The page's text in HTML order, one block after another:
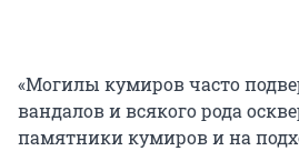
«Могилы кумиров часто
вандалов и всякого рода
памятники кумиров и на